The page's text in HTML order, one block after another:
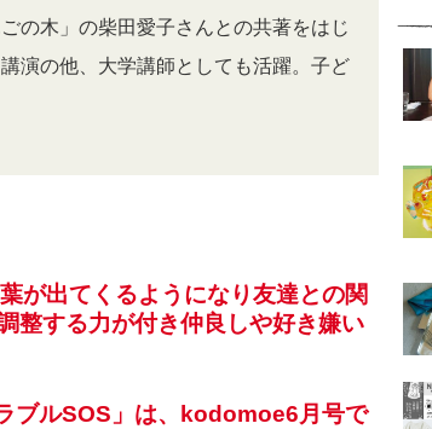
の木」の柴田愛子さんとの共著をはじ
演の他、大学講師としても活躍。子ど
が出てくるようになり友達との関
整する力が付き仲良しや好き嫌い
ブルSOS」は、kodomoe6月号で